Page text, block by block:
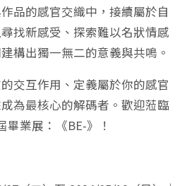
品的感官交織中，接續屬於自
找新感受、探索難以名狀情感
構出獨一無二的意義與共鳴。
交互作用、定義屬於你的感官
為最核心的解碼者。歡迎蒞臨
畢業展：《BE-》！